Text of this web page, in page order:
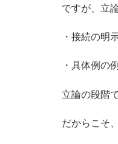
ですが、立
・接続の明
・具体例の
立論の段階
だからこそ